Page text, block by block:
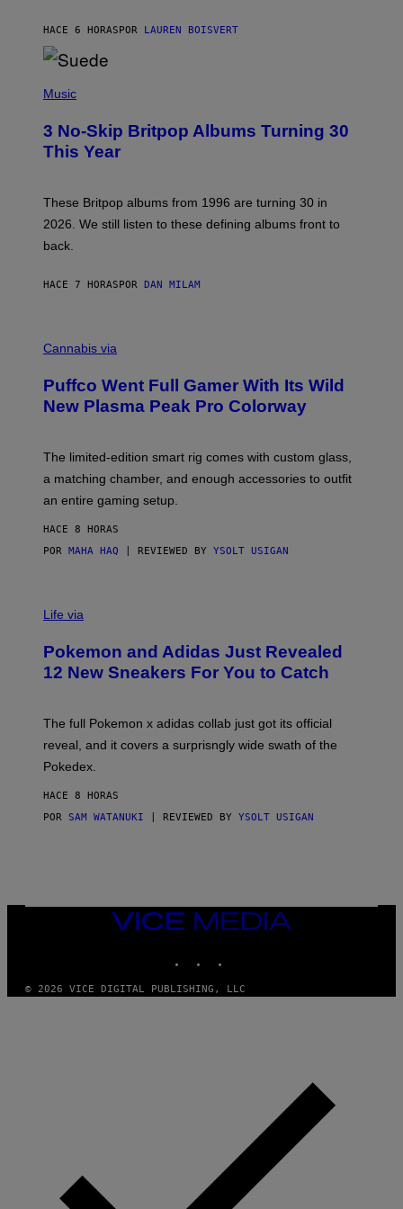
N
/
R
D
F
R
N
HACE 6 HORAS POR LAUREN BOISVERT
H
O
B
Y
E
S
V
A
I
N
E
T
T
M
G
E
Music
3 No-Skip Britpop Albums Turning 30
This Year
These Britpop albums from 1996 are turning 30 in
2026. We still listen to these defining albums front to
back.
HACE 7 HORAS POR DAN MILAM
O
T
E
S
F
U
F
O
Cannabis via
Puffco Went Full Gamer With Its Wild
New Plasma Peak Pro Colorway
The limited-edition smart rig comes with custom glass,
a matching chamber, and enough accessories to outfit
an entire gaming setup.
HACE 8 HORAS
POR MAHA HAQ | REVIEWED BY YSOLT USIGAN
I
O
K
E
N
A
D
I
A
S
N
Life via
Pokemon and Adidas Just Revealed
12 New Sneakers For You to Catch
The full Pokemon x adidas collab just got its official
reveal, and it covers a surprisngly wide swath of the
Pokedex.
HACE 8 HORAS
POR SAM WATANUKI | REVIEWED BY YSOLT USIGAN
VICE
MEDIA
© 2026 VICE DIGITAL PUBLISHING, LLC